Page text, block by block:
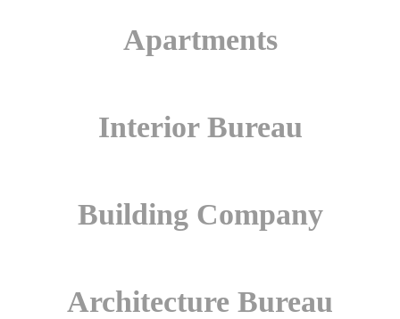
Apartments
Interior Bureau
Building Company
Architecture Bureau